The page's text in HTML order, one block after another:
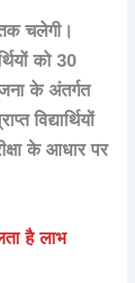
चलेगी।
को 30
के अंतर्गत
विद्यार्थियों
के आधार पर
है लाभ